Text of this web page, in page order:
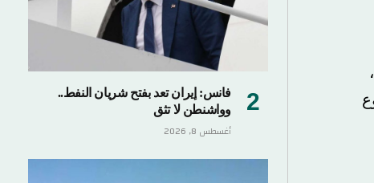
فانس: إيران تعد بفتح شريان النفط..
وواشنطن لا تثق
أغسطس 8, 2026